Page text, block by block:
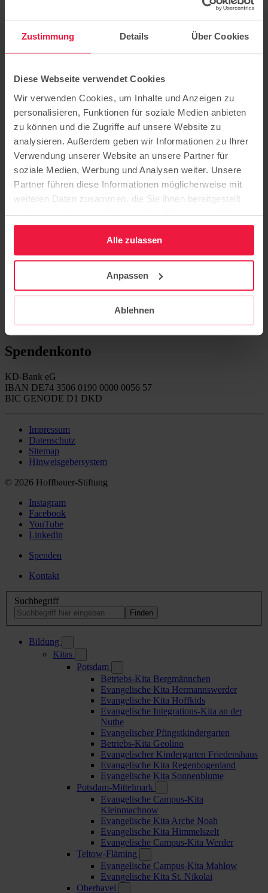
Zustimmung Details Über Cookies
Diese Webseite verwendet Cookies
Wir verwenden Cookies, um Inhalte und Anzeigen zu
personalisieren, Funktionen für soziale Medien anbieten
zu können und die Zugriffe auf unsere Website zu
analysieren. Außerdem geben wir Informationen zu Ihrer
Verwendung unserer Website an unsere Partner für
soziale Medien, Werbung und Analysen weiter. Unsere
Partner führen diese Informationen möglicherweise mit
weiteren Daten zusammen, die Sie ihnen bereitgestellt
haben oder die sie im Rahmen Ihrer Nutzung der Dienste
gesammelt haben.
Alle zulassen
Anpassen
Ablehnen
Wir freuen uns auf Sie und euch!
Sitz der Stiftung: Potsdam
Hermannswerder 7
Bildung
Pflege
Ausbildung
Beratung
Karriere
Über uns
Aktuelles
Folgen Sie uns auf
Instagram
Linkedin
Spendenkonto
KD-Bank eG
IBAN DE74 3506 0190 0000 0056 57
BIC GENODE D1 DKD
Impressum
Datenschutz
Sitemap
Hinweisgebersystem
© 2026 Hoffbauer-Stiftung
Instagram
Facebook
YouTube
Linkedin
Spenden
Kontakt
Suchbegriff
Bildung
Kitas
Potsdam
Betriebs-Kita Bergmännchen
Evangelische Kita Hermannswerder
Evangelische Kita Hoffkids
Evangelische Integrations-Kita an der
Nuthe
Evangelischer Pfingstkindergarten
Betriebs-Kita Geolino
Evangelischer Kindergarten Friedenshaus
Evangelische Kita Regenbogenland
Evangelische Kita Sonnenblume
Potsdam-Mittelmark
Evangelische Campus-Kita
Kleinmachnow
Evangelische Kita Arche Noah
Evangelische Kita Himmelszelt
Evangelische Campus-Kita Werder
Teltow-Fläming
Evangelische Campus-Kita Mahlow
Evangelische Kita St. Nikolai
Oberhavel